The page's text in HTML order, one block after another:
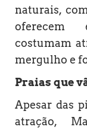
naturais,
oferecem
costumam
mergulho e
Praias que
Apesar das
atração,